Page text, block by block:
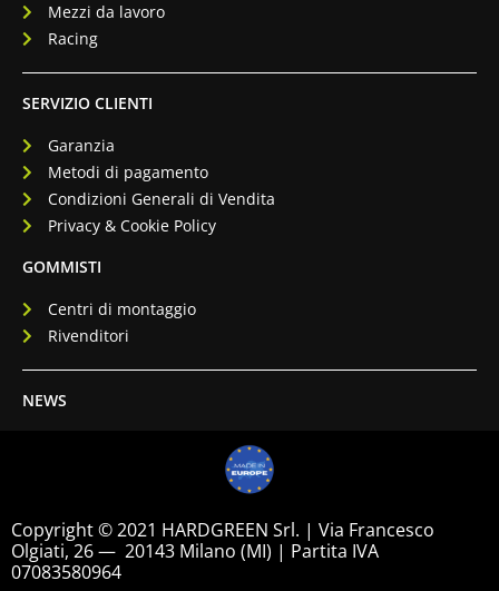
Mezzi da lavoro
Racing
SERVIZIO CLIENTI
Garanzia
Metodi di pagamento
Condizioni Generali di Vendita
Privacy & Cookie Policy
GOMMISTI
Centri di montaggio
Rivenditori
NEWS
Copyright © 2021 HARDGREEN Srl. | Via Francesco
Olgiati, 26 — 20143 Milano (MI) | Partita IVA
07083580964